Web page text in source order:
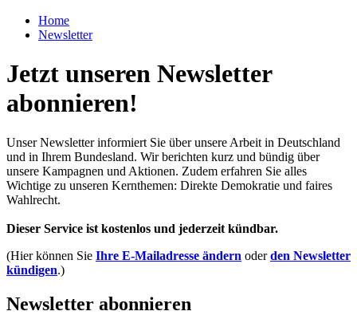
Home
Newsletter
Jetzt unseren Newsletter
abonnieren!
Unser Newsletter informiert Sie über unsere Arbeit in Deutschland
und in Ihrem Bundesland. Wir berichten kurz und bündig über
unsere Kampagnen und Aktionen. Zudem erfahren Sie alles
Wichtige zu unseren Kernthemen: Direkte Demokratie und faires
Wahlrecht.
Dieser Service ist kostenlos und jederzeit kündbar.
(Hier können Sie Ihre E-Mailadresse ändern oderden Newsletter
kündigen.)
Newsletter abonnieren